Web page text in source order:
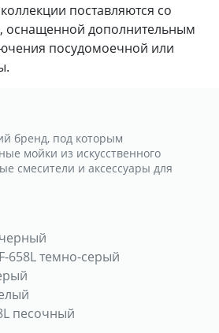
поставляются со
оснащенной дополнительным
посудомоечной или
бренд, под которым
мойки из искусственного
смесители и аксессуары для
658L темно-серый
песочный